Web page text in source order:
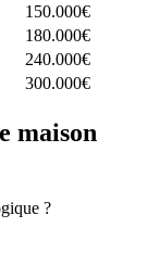
150.000€
180.000€
240.000€
300.000€
maison
?